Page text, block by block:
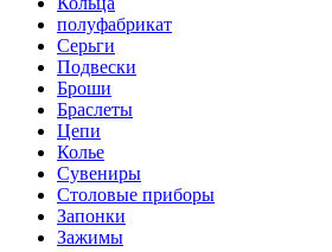
полуфабрикат
Серьги
Подвески
Броши
Браслеты
Цепи
Колье
Сувениры
Столовые приборы
Запонки
Зажимы